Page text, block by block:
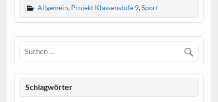
Allgemein, Projekt Klassenstufe 9,Sport
Schlagwörter